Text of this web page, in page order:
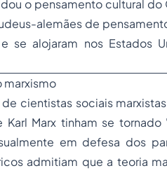
o pensamento cultural
alemães de
se alojaram nos Estados
marxismo
cientistas sociais
Marx tinham se
em defesa dos
admitiam que a teoria